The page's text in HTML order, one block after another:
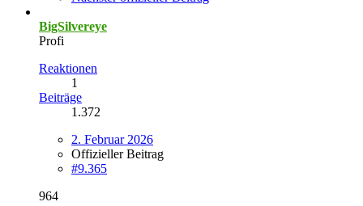
BigSilvereye
Profi
Reaktionen
1
Beiträge
1.372
2. Februar 2026
Offizieller Beitrag
#9.365
964